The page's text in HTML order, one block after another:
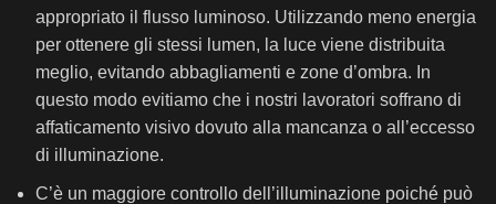
appropriato il flusso luminoso. Utilizzando meno energia
per ottenere gli stessi lumen, la luce viene distribuita
meglio, evitando abbagliamenti e zone d’ombra. In
questo modo evitiamo che i nostri lavoratori soffrano di
affaticamento visivo dovuto alla mancanza o all’eccesso
di illuminazione.
C’è un maggiore controllo dell’illuminazione poiché può